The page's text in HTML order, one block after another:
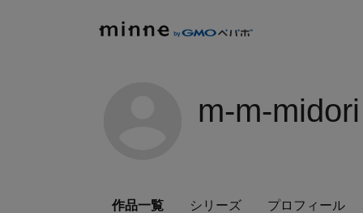
m-m-midori
作品一覧 シリーズ プロフィール